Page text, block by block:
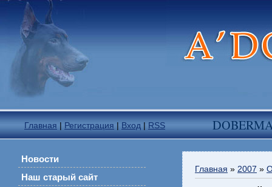
Главная | Регистрация | Вход | RSS
Новости
Наш старый сайт
Главная » 2007 »